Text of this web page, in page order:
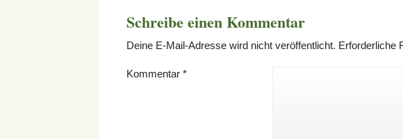
Schreibe einen Kommentar
Deine E-Mail-Adresse wird nicht veröffentlicht. Erforderliche
Kommentar *